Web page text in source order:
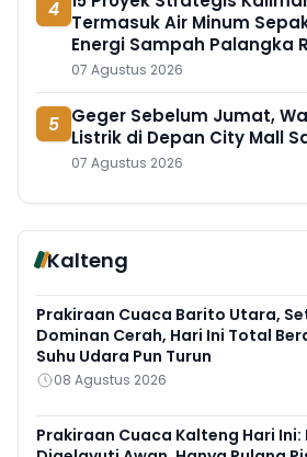
4
Termasuk Air Minum
Energi Sampah Palangka
07 Agustus 2026
5 Geger Sebelum Jumat,
Listrik di Depan City Mall
07 Agustus 2026
Kalteng
Prakiraan Cuaca Barito Utara,
Dominan Cerah, Hari Ini Total
Suhu Udara Pun Turun
08 Agustus 2026
Prakiraan Cuaca Kalteng Hari Ini: